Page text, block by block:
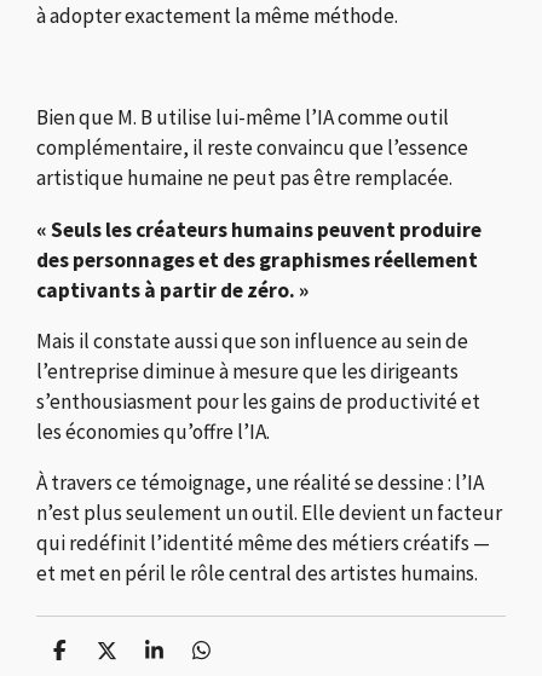
à adopter exactement la même méthode.
Bien que M. B utilise lui-même l’IA comme outil
complémentaire, il reste convaincu que l’essence
artistique humaine ne peut pas être remplacée.
« Seuls les créateurs humains peuvent produire
des personnages et des graphismes réellement
captivants à partir de zéro. »
Mais il constate aussi que son influence au sein de
l’entreprise diminue à mesure que les dirigeants
s’enthousiasment pour les gains de productivité et
les économies qu’offre l’IA.
À travers ce témoignage, une réalité se dessine : l’IA
n’est plus seulement un outil. Elle devient un facteur
qui redéfinit l’identité même des métiers créatifs —
et met en péril le rôle central des artistes humains.
P
P
P
P